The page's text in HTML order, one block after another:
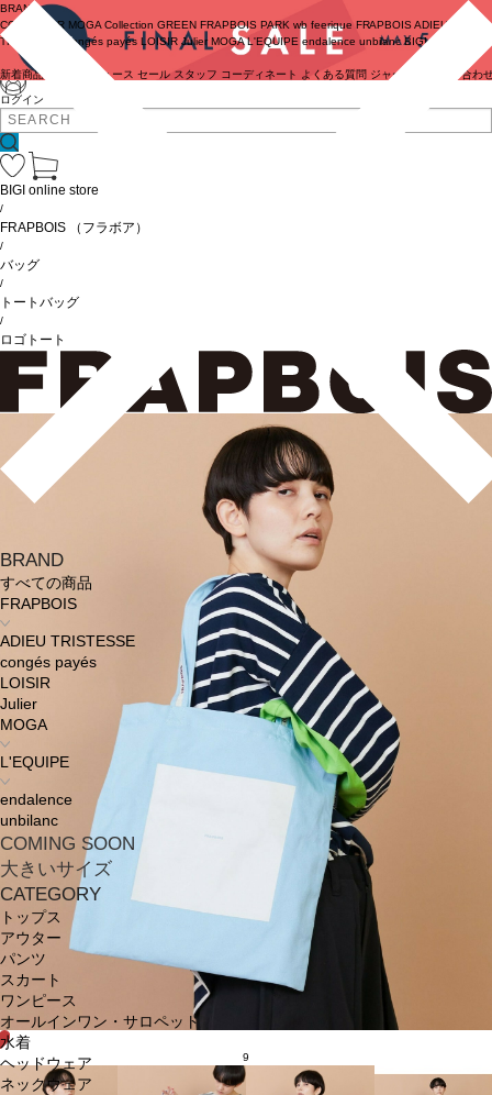
ログイン
BRAND
COUTURIER MOGA Collection GREEN FRAPBOIS PARK wb feerique FRAPBOIS ADIEU
TRISTESSE
congés payés LOISIR Julier MOGA L'EQUIPE endalence unbilanc BIGI online store
新着商品 ニュース セール スタッフ コーディネート よくある質問 ジャーナル お問い合わ
BRAND
すべての商品
FRAPBOIS
ADIEU TRISTESSE
congés payés
LOISIR
Julier
MOGA
L'EQUIPE
endalence
unbilanc
COMING SOON
大きいサイズ
CATEGORY
トップス
アウター
パンツ
スカート
ワンピース
オールインワン・サロペット
水着
ヘッドウェア
ネックウェア
BIGI online store
/
FRAPBOIS （フラボア）
/
バッグ
/
トートバッグ
/
ロゴトート
9